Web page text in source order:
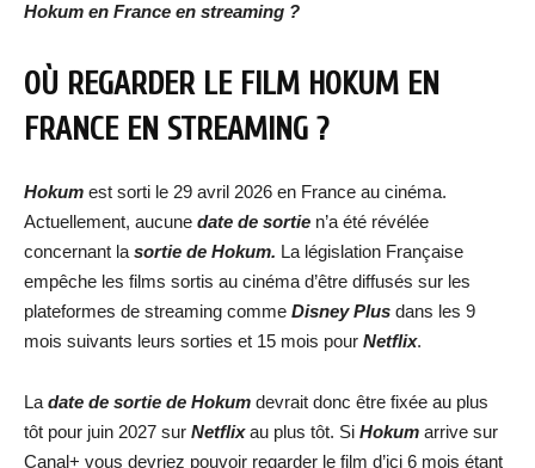
Hokum en France en streaming ?
OÙ REGARDER LE FILM HOKUM EN
FRANCE EN STREAMING ?
Hokum est sorti le 29 avril 2026 en France au cinéma.
Actuellement, aucune date de sortie n’a été révélée
concernant la sortie de Hokum. La législation Française
empêche les films sortis au cinéma d’être diffusés sur les
plateformes de streaming comme Disney Plus dans les 9
mois suivants leurs sorties et 15 mois pour Netflix.
La date de sortie de Hokum devrait donc être fixée au plus
tôt pour juin 2027 sur Netflixau plus tôt. Si Hokum arrive sur
Canal+ vous devriez pouvoir regarder le film d’ici 6 mois étant